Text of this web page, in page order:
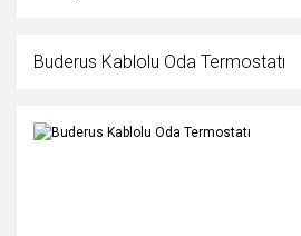
Buderus Kablolu Oda Termostatı